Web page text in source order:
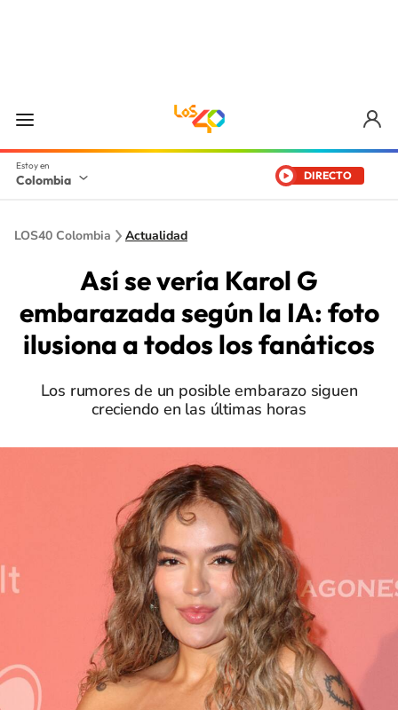
Colombia DIRECTO
LOS40 Colombia Actualidad
Así se vería Karol G
embarazada según la IA: foto
ilusiona a todos los fanáticos
Los rumores de un posible embarazo siguen
creciendo en las últimas horas